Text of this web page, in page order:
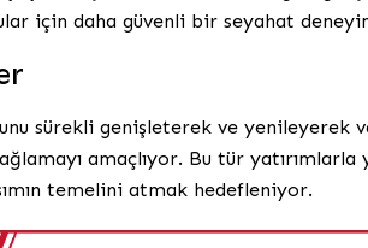
için daha güvenli bir seyahat
sürekli genişleterek ve yenileyerek
amaçlıyor. Bu tür
temelini atmak hedefleniyor.